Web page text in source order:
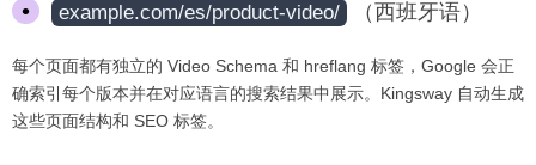
example.com/es/product-video/ （西班牙语）
每个页面都有独立的 Video Schema 和 hreflang 标签，Google 会正
确索引每个版本并在对应语言的搜索结果中展示。Kingsway 自动生成
这些页面结构和 SEO 标签。